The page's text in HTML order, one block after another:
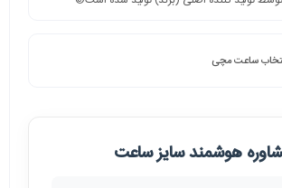
ساعت مچی
هوشمند سایز ساعت